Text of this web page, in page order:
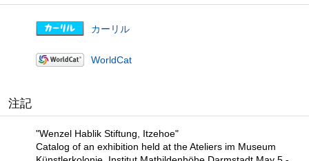
カーリル
WorldCat
注記
"Wenzel Hablik Stiftung, Itzehoe"
Catalog of an exhibition held at the Ateliers im Museum